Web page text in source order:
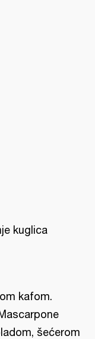
kuglica
kafom.
šećerom